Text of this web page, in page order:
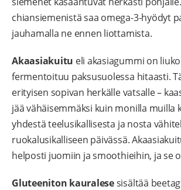
chiansiemenistä saa omega-3-hyödyt
jauhamalla ne ennen liottamista.
Akaasiakuitu eli akasiagummi on
fermentoituu paksusuolessa hitaasti.
erityisen sopivan herkälle vatsalle –
jää vähäisemmäksi kuin monilla muilla
yhdestä teelusikallisesta ja nosta
ruokalusikalliseen päivässä.
helposti juomiin ja smoothieihin, ja se
Gluteeniton kauralesesisältää